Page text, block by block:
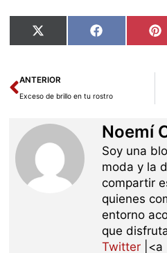
Compartir
en
X
(Twitter)
Compartir
en
Facebook
Ant
ANTERIOR
Exceso de brillo en tu rostro
Noemí
Soy una
moda y la
compartir
quienes
entorno
que
Twitter|<a